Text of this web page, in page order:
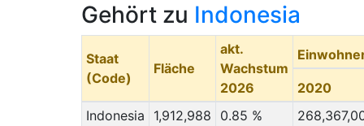
Gehört zu Indonesia
Staat
(Code)
Fläche
akt.
Wachstum
2026
2020
Indonesia
1,912,988
0.85 %